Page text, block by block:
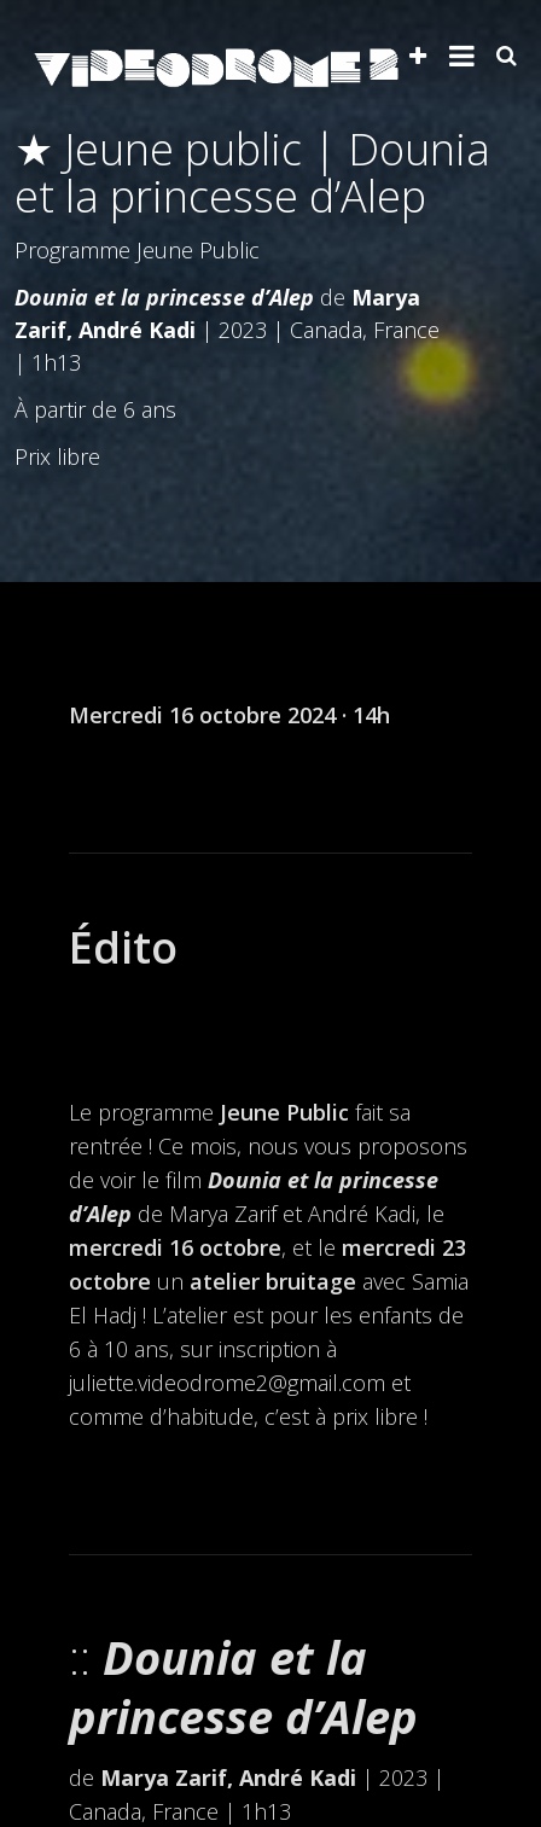
★ Jeune public | Dounia
et la princesse d’Alep
Programme Jeune Public
Dounia et la princesse d’Alep de Marya
Zarif, André Kadi | 2023 | Canada, France
| 1h13
À partir de 6 ans
Prix libre
Mercredi 16 octobre 2024 · 14h
Édito
Le programme Jeune Public fait sa
rentrée ! Ce mois, nous vous proposons
de voir le film Dounia et la princesse
d’Alep de Marya Zarif et André Kadi, le
mercredi 16 octobre, et le mercredi 23
octobre un atelier bruitage avec Samia
El Hadj ! L’atelier est pour les enfants de
6 à 10 ans, sur inscription à
juliette.videodrome2@gmail.com et
comme d’habitude, c’est à prix libre !
Dounia et la
princesse d’Alep
de Marya Zarif, André Kadi | 2023 |
Canada, France | 1h13